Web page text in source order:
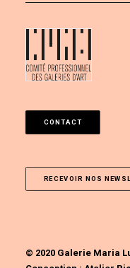
CONTACT
RECEVOIR NOS
© 2020 Galerie Maria